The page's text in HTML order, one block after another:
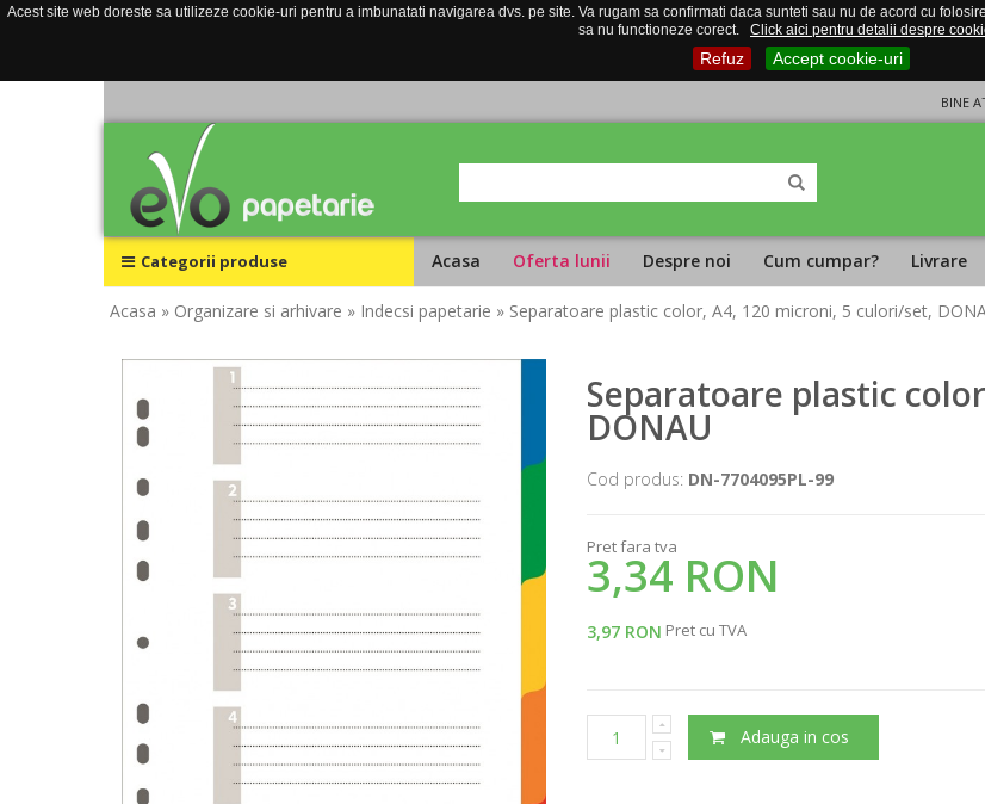
Acest site web doreste sa utilizeze cookie-uri pentru a imbunatati navigarea dvs. pe site. Va rugam sa confirmati daca sunteti sau nu de acord cu
sa nu functioneze corect.
Click aici pentru detalii despre
Refuz Accept cookie-uri
BINE
Categorii produse Acasa Oferta lunii Despre noi Cum cumpar? Livrare
Acasa » Organizare si arhivare » Indecsi papetarie » Separatoare plastic color, A4, 120 microni, 5 culori/set,
Separatoare plastic
DONAU
Cod produs: DN-7704095PL-99
Pret fara tva
3,34 RON
3,97 RON Pret cu TVA
Adauga in cos